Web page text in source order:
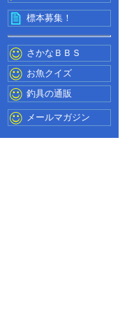
標本募集！
さかなＢＢＳ
お魚クイズ
釣具の通販
メールマガジン